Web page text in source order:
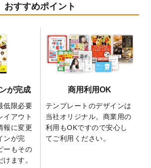
業効率を上げる便利な操作方法3選！
いたしました。
暑中見舞いのデザインテンプレート
ました。
新商品】マグネットステッカーが作成で
るようになりました！
全4ステップを解説！」を公開いたしまし
。
ラム「 画像の配置・差し替え・トリミン
」「テンプレート間でパーツを流用する
法」を公開いたしました。
クリルキーホルダーのデザインテンプレ
ト を追加いたしました。
おすすめポイント
が完成
低限必要
イアウト
報に変更
ンが完
ーもその
ます。
商用利用OK
テンプレートのデザインは
当社オリジナル。商業用の
利用もOKですので安心し
てご利用ください。